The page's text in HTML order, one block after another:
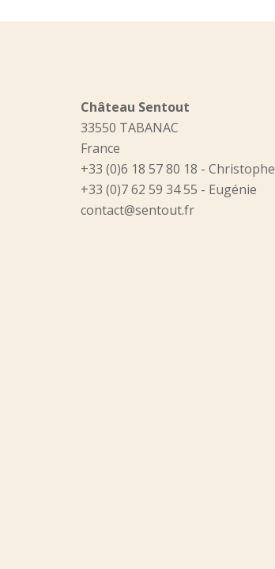
Château Sentout
33550 TABANAC
France
+33 (0)6 18 57 80 18 - Christophe
+33 (0)7 62 59 34 55 - Eugénie
contact@sentout.fr